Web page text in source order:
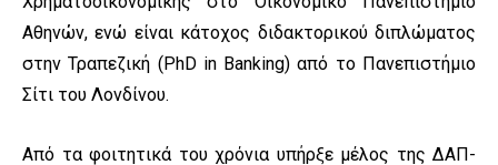
Αθηνών, ενώ είναι κάτοχος διδακτορικού διπλώματος
στην Τραπεζική (PhD in Banking) από το Πανεπιστήμιο
Σίτι του Λονδίνου.
Από τα φοιτητικά του χρόνια υπήρξε μέλος της ΔΑΠ-